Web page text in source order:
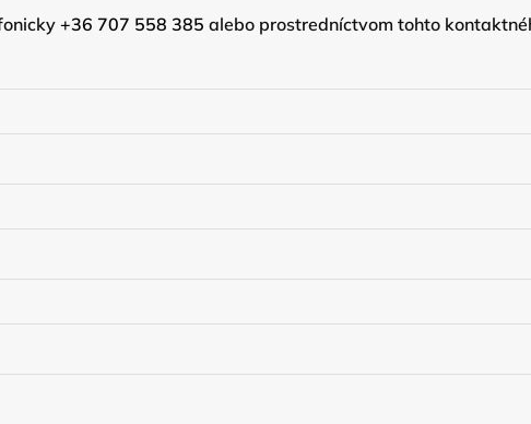
+36 707 558 385 alebo prostredníctvom tohto